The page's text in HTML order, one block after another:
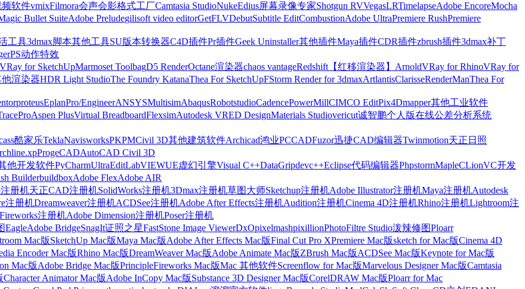
软件vmixFilmora会声会影格式工厂Camtasia StudioNukeEdius屏幕录像专家Shotgun RVVegasLRTimelapseAdobe EncoreMocha
Bullet SuiteAdobe Preludegilisoft video editorGetFLVDebutSubtitle EditCombustionAdobe UltraPremiere RushPremiere
工具3dmax脚本其他工具SU版本转换器C4D插件Pr插件Geek Uninstaller其他插件Maya插件CDR插件zbrush插件3dmax补丁
PS动作特效
VRay for SketchUpMarmoset ToolbagD5 RenderOctane渲染器chaos vantageRedshift【红移渲染器】 ArnoldVRay for RhinoVRay for
他渲染器HDR Light StudioThe Foundry KatanaThea For SketchUpFStorm Render for 3dmaxArtlantisClarisseRenderManThea For
proteusEplanPro/EngineerANSYSMultisimAbaqusRobotstudioCadencePowerMillCIMCO EditPix4Dmapper其他工业软件
Aspen PlusVirtual BreadboardFlexsimAutodesk VRED DesignMaterials Studiovericut诚智鹏个人版在线公差分析系统
酷家乐TeklaNavisworksPKPMCivil 3D其他建筑软件Archicad鸿业PCCADFuzor迅捷CAD编辑器Twinmotion天正日照
ProgeCADAutoCAD Civil 3D
他开发软件PyCharmUltraEditLabVIEWUE虚幻引擎Visual C++DataGripdevc++Eclipse代码编辑器PhpstormMapleCLionVC开发
BuilderbuildboxAdobe FlexAdobe AIR
注册机天正CAD注册机SolidWorks注册机3Dmax注册机草图大师Sketchup注册机Adobe Illustrator注册机Maya注册机Autodesk
注册机Dreamweaver注册机ACDSee注册机Adobe After Effects注册机Audition注册机Cinema 4D注册机Rhino注册机Lightroom注
Fireworks注册机Adobe Dimension注册机Poser注册机
EagleAdobe BridgeSnagIt证照之星FastStone Image ViewerDxOpixelmashpixillionPhotoFiltre Studio泼辣修图Ploarr
Mac版SketchUp Mac版Maya Mac版Adobe After Effects Mac版Final Cut Pro XPremiere Mac版sketch for Mac版Cinema 4D
Encoder Mac版Rhino Mac版DreamWeaver Mac版Adobe Animate Mac版ZBrush Mac版ACDSee Mac版Keynote for Mac版
Mac版Adobe Bridge Mac版PrincipleFireworks Mac版Mac 其他软件Screenflow for Mac版Marvelous Designer Mac版Camtasia
Character Animator Mac版Adobe InCopy Mac版Substance 3D Designer Mac版CorelDRAW Mac版Ploarr for Mac